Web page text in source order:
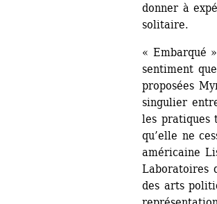
donner à
solitaire.
« Embarqué
sentiment
proposées
singulier
les pratiques
qu’elle ne
américaine
Laboratoires
des arts